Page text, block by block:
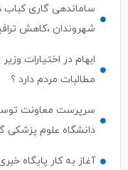
ساماندهی گاری کباب
شهروندان ،کاهش
ابهام در اختیارات
مطالبات مردم دارد ؟
سرپرست معاونت
دانشگاه علوم
آغاز به کار پایگاه